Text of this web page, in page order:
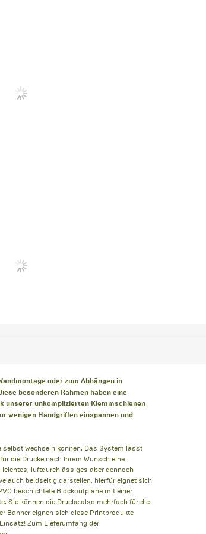
oder zum Abhängen in
besonderen Rahmen haben eine
unserer unkomplizierten Klemmschienen
wenigen Handgriffen einspannen und
selbst wechseln können. Das System lässt
die Drucke nach Ihrem Wunsch eine
luftdurchlässiges aber dennoch
auch beidseitig darstellen, hierfür eignet sich
beschichtete Blockoutplane mit einer
Sie können die Drucke also mehrfach für die
Banner eignen sich diese Printprodukte
Zum Lieferumfang der